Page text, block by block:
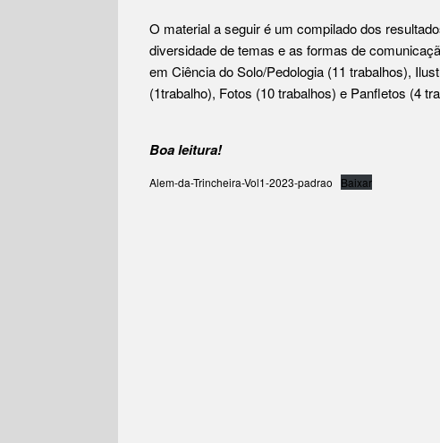
O material a seguir é um compilado dos
diversidade de temas e as formas de
em Ciência do Solo/Pedologia (11 trabalhos),
(1trabalho), Fotos (10 trabalhos) e Panfletos (4
Boa leitura!
Alem-da-Trincheira-Vol1-2023-padrao Baixar